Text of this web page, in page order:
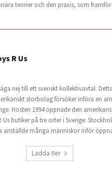
teorier och den praxis, som
R Us
nej till ett svenskt kollektivavtal.
storbolag försöker införa en
Hösten 1994 öppnade den
Us butiker på tre orter i Sverige:
anställde många människor inför
Ladda fler